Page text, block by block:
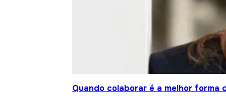
Quando colaborar é a melhor forma